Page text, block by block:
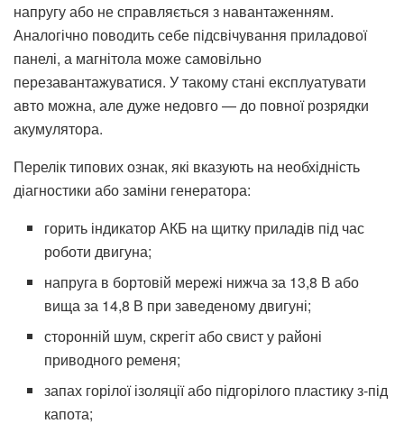
напругу або не справляється з навантаженням.
Аналогічно поводить себе підсвічування приладової
панелі, а магнітола може самовільно
перезавантажуватися. У такому стані експлуатувати
авто можна, але дуже недовго — до повної розрядки
акумулятора.
Перелік типових ознак, які вказують на необхідність
діагностики або заміни генератора:
горить індикатор АКБ на щитку приладів під час
роботи двигуна;
напруга в бортовій мережі нижча за 13,8 В або
вища за 14,8 В при заведеному двигуні;
сторонній шум, скрегіт або свист у районі
приводного ременя;
запах горілої ізоляції або підгорілого пластику з-під
капота;